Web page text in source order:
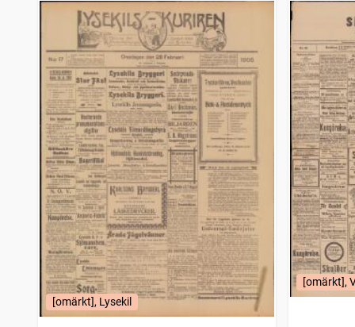
Västra dagbladet Boråsposten
Svenska tribunen (Örebro)
Umebladet
träffar
Östgöten (Linköping : 1874)
träffar
Hemmets vän, evangelisk luthersk veckotidning
träffar
Ansgarii-posten
träffar
Aftonbladet
träffar
Blekinge läns tidning
träffar
Handelstidningens veckoblad (1896)
träffar
Öresundsposten (Helsingborg : 1847)
1
träffar
Enköpingsbladet
1
träffar
Söderköpings tidning (1895)
1
träffar
Härnösandsposten
träffar
Lysekilskuriren
1
träffar
Post- och inrikes tidningar
1
träffar
Motala tidning (1868)
1
träffar
Nerikes allehanda
1
träffar
Tidning för Falu län och stad
1
[omärkt], Lysekil
[omärkt],